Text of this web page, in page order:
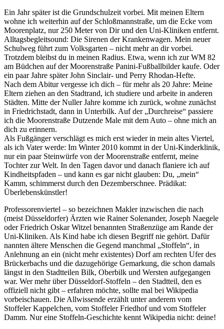
Ein Jahr später ist die Grundschulzeit vorbei. Mit meinen Eltern
wohne ich weiterhin auf der Schloßmannstraße, um die Ecke vom
Moorenplatz, nur 250 Meter von Dir und den Uni-Kliniken entfernt.
Alltagsbegleitsound: Die Sirenen der Krankenwagen. Mein neuer
Schulweg führt zum Volksgarten – nicht mehr an dir vorbei.
Trotzdem bleibst du in meinen Radius. Etwa, wenn ich zur WM 82
am Büdchen auf der Moorenstraße Panini-Fußballbilder kaufe. Oder
ein paar Jahre später John Sinclair- und Perry Rhodan-Hefte.
Nach dem Abitur vergesse ich dich – für mehr als 20 Jahre: Meine
Eltern ziehen an den Stadtrand, ich studiere und arbeite in anderen
Städten. Mitte der Nuller Jahre komme ich zurück, wohne zunächst
in Friedrichstadt, dann in Unterbilk. Auf der „Durchreise“ passiere
ich die Moorenstraße Dutzende Male mit dem Auto – ohne mich an
dich zu erinnern.
Als Fußgänger verschlägt es mich erst wieder in mein altes Viertel,
als ich Vater werde: Im Winter 2010 kommt in der Uni-Kinderklinik,
nur ein paar Steinwürfe von der Moorenstraße entfernt, meine
Tochter zur Welt. In den Tagen davor und danach flaniere ich auf
Kindheitspfaden – und kann es gar nicht glauben: Du, „mein“
Kamm, schimmerst durch den Dezemberschnee. Prädikat:
Überlebenskünstler!
Professorenviertel – so bezeichnen Makler inzwischen die nach
(meist Düsseldorfer) Ärzten wie Rainer Solenander, Joseph Naegele
oder Friedrich Oskar Witzel benannten Straßenzüge am Rande der
Uni-Kliniken. Als Kind habe ich diesen Begriff nie gehört. Dafür
nannten ältere Menschen die Gegend manchmal „Stoffeln“, in
Anlehnung an ein (nicht mehr existentes) Dorf am rechten Ufer des
Brückerbachs und die dazugehörige Gemarkung, die schon damals
längst in den Stadtteilen Bilk, Oberbilk und Wersten aufgegangen
war. Wer mehr über Düsseldorf-Stoffeln – den Stadtteil, den es
offiziell nicht gibt – erfahren möchte, sollte mal bei Wikipedia
vorbeischauen. Die Allwissende erzählt unter anderem vom
Stoffeler Kappelchen, vom Stoffeler Friedhof und vom Stoffeler
Damm. Nur eine Stoffeln-Geschichte kennt Wikipedia nicht: deine!